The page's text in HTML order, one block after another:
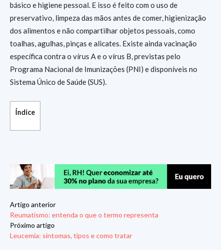
básico e higiene pessoal. E isso é feito com o uso de
preservativo, limpeza das mãos antes de comer, higienização
dos alimentos e não compartilhar objetos pessoais, como
toalhas, agulhas, pinças e alicates. Existe ainda vacinação
específica contra o vírus A e o vírus B, previstas pelo
Programa Nacional de Imunizações (PNI) e disponíveis no
Sistema Único de Saúde (SUS).
Índice
Artigo anterior
Reumatismo: entenda o que o termo representa
Próximo artigo
Leucemia: sintomas, tipos e como tratar